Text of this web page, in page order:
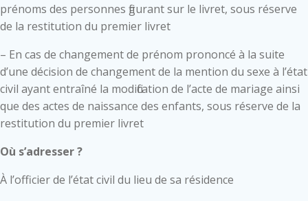
prénoms des personnes figurant sur le livret, sous réserve
de la restitution du premier livret
– En cas de changement de prénom prononcé à la suite
d’une décision de changement de la mention du sexe à l’état
civil ayant entraîné la modification de l’acte de mariage ainsi
que des actes de naissance des enfants, sous réserve de la
restitution du premier livret
Où s’adresser ?
À l’officier de l’état civil du lieu de sa résidence